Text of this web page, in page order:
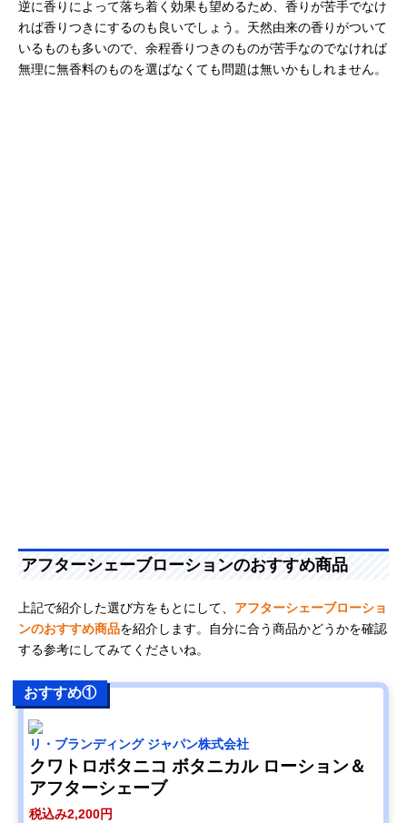
逆に香りによって落ち着く効果も望めるため、香りが苦手でなけ
れば香りつきにするのも良いでしょう。天然由来の香りがついて
いるものも多いので、余程香りつきのものが苦手なのでなければ
無理に無香料のものを選ばなくても問題は無いかもしれません。
アフターシェーブローションのおすすめ商品
上記で紹介した選び方をもとにして、 アフターシェーブローショ
ンのおすすめ商品を紹介します。自分に合う商品かどうかを確認
する参考にしてみてくださいね。
おすすめ①
リ・ブランディング ジャパン株式会社
クワトロボタニコ ボタニカル ローション＆
アフターシェーブ
税込み2,200円